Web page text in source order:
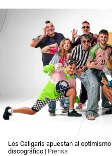
Los Caligaris apuestan al
discográfico | Prensa